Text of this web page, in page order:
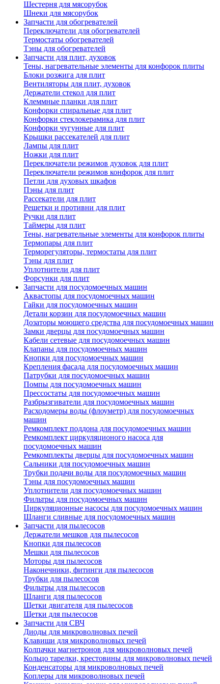
Шестерня для мясорубок
Шнеки для мясорубок
Запчасти для обогревателей
Переключатели для обогревателей
Термостаты обогревателей
Тэны для обогревателей
Запчасти для плит, духовок
Тены, нагревательные элементы для конфорок плиты
Блоки розжига для плит
Вентиляторы для плит, духовок
Держатели стекол для плит
Клеммные планки для плит
Конфорки спиральные для плит
Конфорки стеклокерамика для плит
Конфорки чугунные для плит
Крышки рассекателей для плит
Лампы для плит
Ножки для плит
Переключатели режимов духовок для плит
Переключатели режимов конфорок для плит
Петли для духовых шкафов
Пэны для плит
Рассекатели для плит
Решетки и противни для плит
Ручки для плит
Таймеры для плит
Тены, нагревательные элементы для конфорок плиты
Термопары для плит
Терморегуляторы, термостаты для плит
Тэны для плит
Уплотнители для плит
Форсунки для плит
Запчасти для посудомоечных машин
Аквастопы для посудомоечных машин
Гайки для посудомоечных машин
Детали корзин для посудомоечных машин
Дозаторы моющего средства для посудомоечных машин
Замки дверцы для посудомоечных машин
Кабели сетевые для посудомоечных машин
Клапаны для посудомоечных машин
Кнопки для посудомоечных машин
Крепления фасада для посудомоечных машин
Патрубки для посудомоечных машин
Помпы для посудомоечных машин
Прессостаты для посудомоечных машин
Разбрызгиватели для посудомоечных машин
Расходомеры воды (флоуметр) для посудомоечных
машин
Ремкомплект поддона для посудомоечных машин
Ремкомплект циркуляционого насоса для
посудомоечных машин
Ремкомплекты дверцы для посудомоечных машин
Сальники для посудомоечных машин
Трубки подачи воды для посудомоечных машин
Тэны для посудомоечных машин
Уплотнители для посудомоечных машин
Фильтры для посудомоечных машин
Циркуляционные насосы для посудомоечных машин
Шланги сливные для посудомоечных машин
Запчасти для пылесосов
Держатели мешков для пылесосов
Кнопки для пылесосов
Мешки для пылесосов
Моторы для пылесосов
Наконечники, фитинги для пылесосов
Трубки для пылесосов
Фильтры для пылесосов
Шланги для пылесосов
Щетки двигателя для пылесосов
Щетки для пылесосов
Запчасти для СВЧ
Диоды для микроволновых печей
Клавиши для микроволновых печей
Колпачки магнетронов для микроволновых печей
Кольцо тарелки, крестовины для микроволновых печей
Конденсаторы для микроволновых печей
Коплеры для микроволновых печей